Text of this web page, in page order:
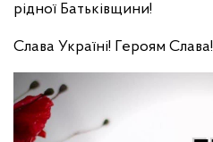
рідної Батьківщини!
Слава Україні! Героям Слава!